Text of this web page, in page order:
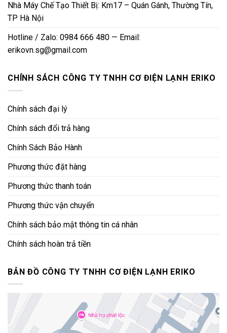
Nhà Máy Chế Tạo Thiết Bị: Km17 – Quán Gánh, Thường Tín,
TP Hà Nội
Hotline / Zalo: 0984 666 480 — Email:
erikovn.sg@gmail.com
CHÍNH SÁCH CÔNG TY TNHH CƠ ĐIỆN LẠNH ERIKO
Chính sách đại lý
Chính sách đổi trả hàng
Chính Sách Bảo Hành
Phương thức đặt hàng
Phương thức thanh toán
Phương thức vận chuyển
Chính sách bảo mật thông tin cá nhân
Chính sách hoàn trả tiền
BẢN ĐỒ CÔNG TY TNHH CƠ ĐIỆN LẠNH ERIKO